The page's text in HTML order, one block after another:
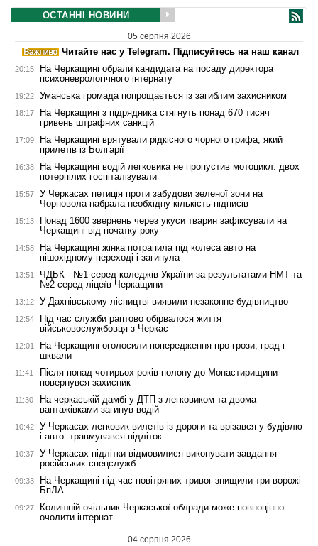
ОСТАННІ НОВИНИ
05 серпня 2026
Читайте нас у Telegram. Підписуйтесь на наш канал
20:15
На Черкащині обрали кандидата на посаду директора
психоневрологічного інтернату
19:22 Уманська громада попрощається із загиблим захисником
18:17
На Черкащині з підрядника стягнуть понад 670 тисяч
гривень штрафних санкцій
17:09
На Черкащині врятували рідкісного чорного грифа, який
прилетів із Болгарії
16:38
На Черкащині водій легковика не пропустив мотоцикл: двох
потерпілих госпіталізували
15:57
У Черкасах петиція проти забудови зеленої зони на
Чорновола набрала необхідну кількість підписів
15:13
Понад 1600 звернень через укуси тварин зафіксували на
Черкащині від початку року
14:58
На Черкащині жінка потрапила під колеса авто на
пішохідному переході і загинула
13:51
ЧДБК - №1 серед коледжів України за результатами НМТ та
№2 серед ліцеїв Черкащини
13:12 У Дахнівському лісництві виявили незаконне будівництво
12:54
Під час служби раптово обірвалося життя
військовослужбовця з Черкас
12:01
На Черкащині оголосили попередження про грози, град і
шквали
11:41
Після понад чотирьох років полону до Монастирищини
повернувся захисник
11:30
На черкаській дамбі у ДТП з легковиком та двома
вантажівками загинув водій
10:42
У Черкасах легковик вилетів із дороги та врізався у будівлю
і авто: травмувався підліток
10:37
У Черкасах підлітки відмовилися виконувати завдання
російських спецслужб
09:33
На Черкащині під час повітряних тривог знищили три ворожі
БпЛА
09:27
Колишній очільник Черкаської облради може повноцінно
очолити інтернат
04 серпня 2026